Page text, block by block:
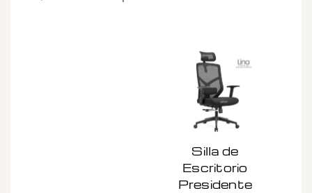
Silla de
Escritorio
Presidente